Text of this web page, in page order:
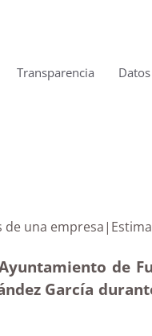
Transparencia Datos
de una
de
García